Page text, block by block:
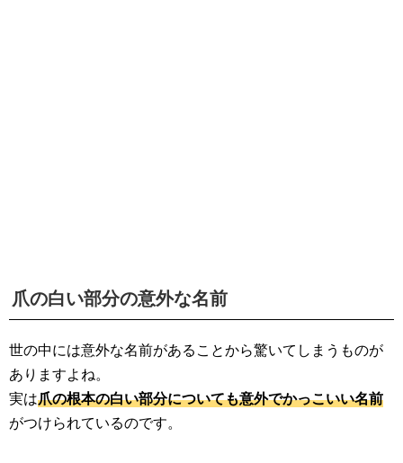
爪の白い部分の意外な名前
世の中には意外な名前があることから驚いてしまうものが
ありますよね。
実は爪の根本の白い部分についても意外でかっこいい名前
がつけられているのです。